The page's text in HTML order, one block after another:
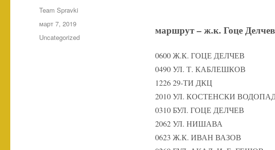
маршрут – ж.к. Гоце
0600 Ж.К. ГОЦЕ ДЕЛЧЕВ
0490 УЛ. Т. КАБЛЕШКОВ
1226 29-ТИ ДКЦ
2010 УЛ. КОСТЕНСКИ
0310 БУЛ. ГОЦЕ ДЕЛЧЕВ
2062 УЛ. НИШАВА
0623 Ж.К. ИВАН ВАЗОВ
Автор
Team Spravki
Публикувано
на
март 7, 2019
Категории
Uncategorized